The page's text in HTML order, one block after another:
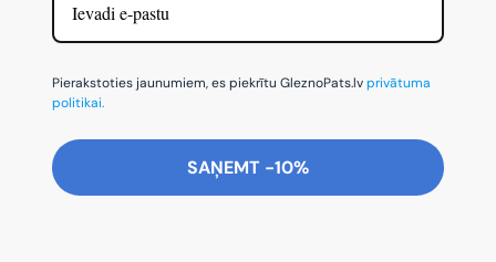
Pierakstoties jaunumiem, es piekrītu GleznoPats.lvprivātuma
politikai.
SAŅEMT -10%